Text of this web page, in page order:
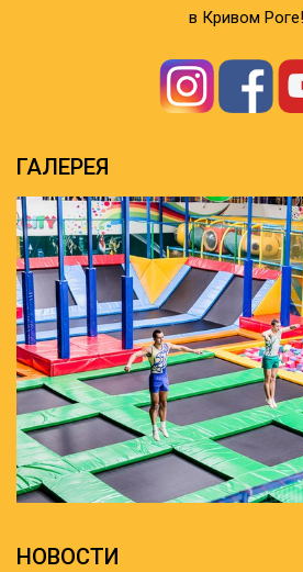
в Кривом Роге!
ГАЛЕРЕЯ
НОВОСТИ